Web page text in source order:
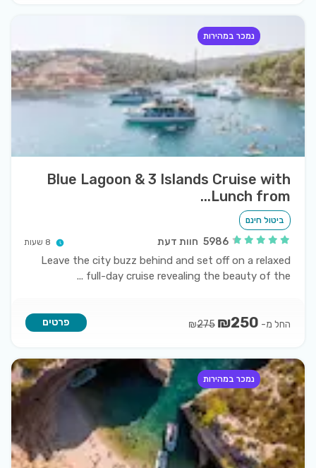
נמכר במהירות
Blue Lagoon & 3 Islands Cruise with
Lunch from...
ביטול חינם
5986 חוות דעת 8 שעות
Leave the city buzz behind and set off on a relaxed
full-day cruise revealing the beauty of the
...
החל מ- ₪250
275 פרטים
נמכר במהירות